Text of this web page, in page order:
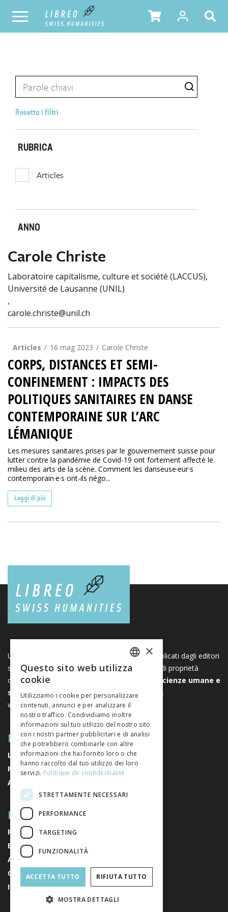
Resetta i filtri
RUBRICA
Articles
ANNO
Carole Christe
Laboratoire capitalisme, culture et société (LACCUS),
Université de Lausanne (UNIL)
,
carole.christe@unil.ch
Articles 16 mag 2023 Carole Christe
CORPS, DISTANCES ET SEMI-
CONFINEMENT : IMPACTS DES
POLITIQUES SANITAIRES EN DANSE
CONTEMPORAINE SUR L’ARC
LÉMANIQUE
Les mesures sanitaires prises par le gouvernement suisse pour
lutter contre la pandémie de Covid-19 ont fortement affecté le
milieu des arts de la scène. Comment les danseuse·eur·s
contemporain·e·s ont-ils négo...
Leggi di più
Una piattaforma unica per i libri e le riviste pubblicati dagli editori
svizzeri di scienze umane e sociali. Libreo.ch è di proprietà
dell’
Associazione svizzera degli editori di scienze umane e
sociali. È un’associazione senza scopo di lucro.
www.editeurssuisses.ch
MAPPA DEL SITO
LIBRI
RIVISTE
AUTORI
RIGUARDO A NOI
RIGUARDO A NOI
EDITORI
AVVISI LEGALI
CONDIZIONI GENERALI DI VENDITA
ISCRIVITI ALLA NEWSLETTER
FRENCH
×
Questo sito web utilizza
cookie
Utilizziamo i cookie per personalizzare
contenuti, annunci e per analizzare il
nostro traffico. Condividiamo inoltre
informazioni sul tuo utilizzo del nostro sito
con i nostri partner pubblicitari e di analisi
che potrebbero combinarle con altre
informazioni che hai fornito loro o che
hanno raccolto dal tuo utilizzo dei loro
servizi. Politique de confidentialité
STRETTAMENTE NECESSARI
PERFORMANCE
TARGETING
FUNZIONALITÀ
ACCETTA TUTTO RIFIUTA TUTTO
MOSTRA DETTAGLI